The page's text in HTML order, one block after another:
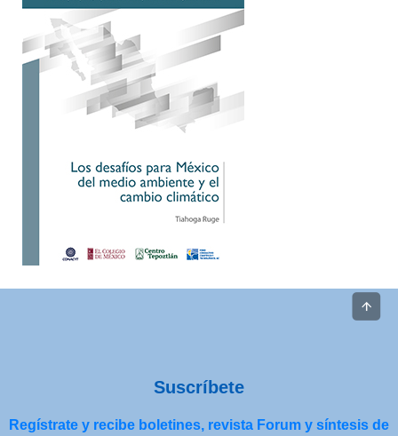
Suscríbete
Regístrate y recibe boletines, revista Forum y síntesis de